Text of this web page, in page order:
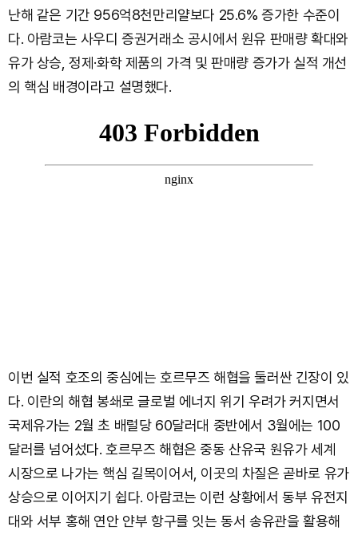
난해 같은 기간 956억8천만리얄보다 25.6% 증가한 수준이
다. 아람코는 사우디 증권거래소 공시에서 원유 판매량 확대와
유가 상승, 정제·화학 제품의 가격 및 판매량 증가가 실적 개선
의 핵심 배경이라고 설명했다.
이번 실적 호조의 중심에는 호르무즈 해협을 둘러싼 긴장이 있
다. 이란의 해협 봉쇄로 글로벌 에너지 위기 우려가 커지면서
국제유가는 2월 초 배럴당 60달러대 중반에서 3월에는 100
달러를 넘어섰다. 호르무즈 해협은 중동 산유국 원유가 세계
시장으로 나가는 핵심 길목이어서, 이곳의 차질은 곧바로 유가
상승으로 이어지기 쉽다. 아람코는 이런 상황에서 동부 유전지
대와 서부 홍해 연안 얀부 항구를 잇는 동서 송유관을 활용해